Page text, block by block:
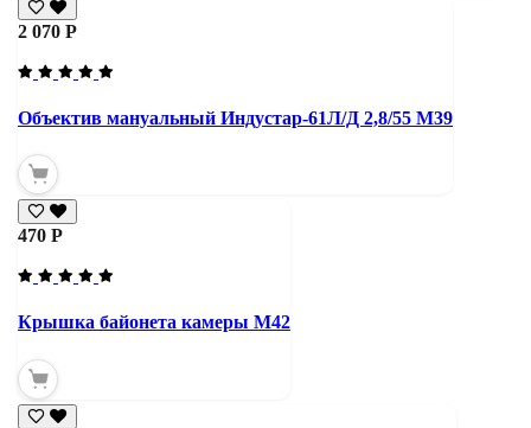
2 070 Р
Объектив мануальный Индустар-61Л/Д 2,8/55 М39
470 Р
Крышка байонета камеры М42